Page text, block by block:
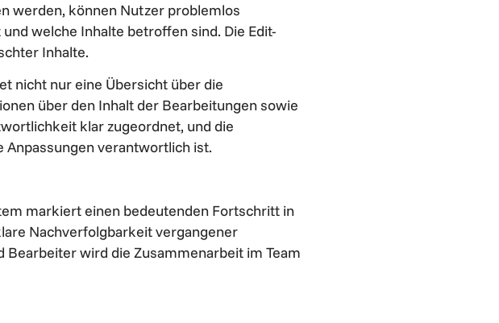
werden, können Nutzer problemlos
welche Inhalte betroffen sind. Die Edit-
Inhalte.
nicht nur eine Übersicht über die
über den Inhalt der Bearbeitungen sowie
klar zugeordnet, und die
verantwortlich ist.
markiert einen bedeutenden Fortschritt in
Nachverfolgbarkeit vergangener
wird die Zusammenarbeit im Team